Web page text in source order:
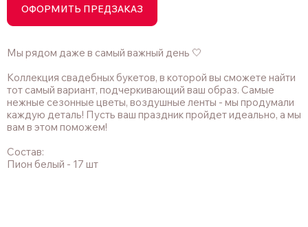
ОФОРМИТЬ ПРЕДЗАКАЗ
Мы рядом даже в самый важный день 🤍
Коллекция свадебных букетов, в которой вы сможете найти
тот самый вариант, подчеркивающий ваш образ. Самые
нежные сезонные цветы, воздушные ленты - мы продумали
каждую деталь! Пусть ваш праздник пройдет идеально, а мы
вам в этом поможем!
Состав:
Пион белый - 17 шт